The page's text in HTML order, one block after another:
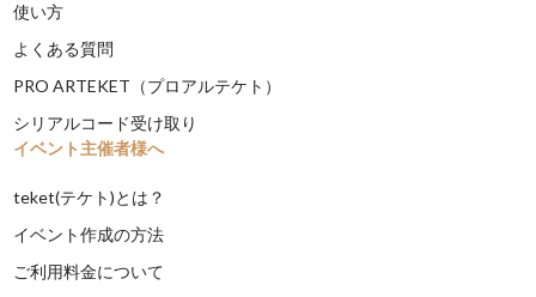
使い方
よくある質問
PRO ARTEKET（プロアルテケト）
シリアルコード受け取り
イベント主催者様へ
teket(テケト)とは？
イベント作成の方法
ご利用料金について